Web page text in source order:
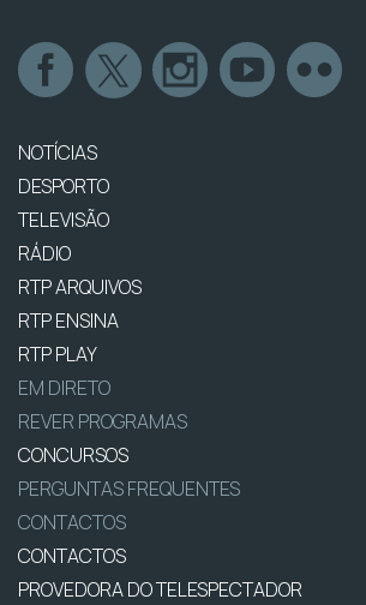
NOTÍCIAS
DESPORTO
TELEVISÃO
RÁDIO
RTP ARQUIVOS
RTP ENSINA
RTP PLAY
EM DIRETO
REVER PROGRAMAS
CONCURSOS
PERGUNTAS FREQUENTES
CONTACTOS
CONTACTOS
PROVEDORA DO TELESPECTADOR